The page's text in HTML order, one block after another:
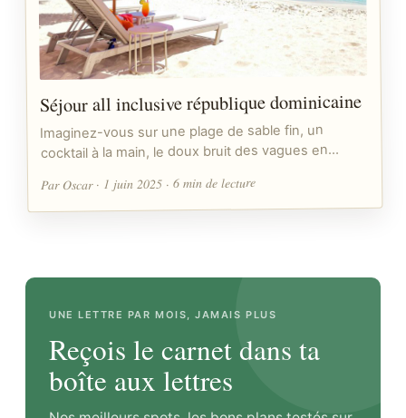
Séjour all inclusive république dominicaine
Imaginez-vous sur une plage de sable fin, un
cocktail à la main, le doux bruit des vagues en…
Par Oscar · 1 juin 2025 · 6 min de lecture
UNE LETTRE PAR MOIS, JAMAIS PLUS
Reçois le carnet dans ta
boîte aux lettres